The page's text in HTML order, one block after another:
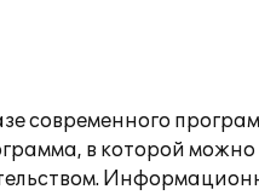
современного
в которой